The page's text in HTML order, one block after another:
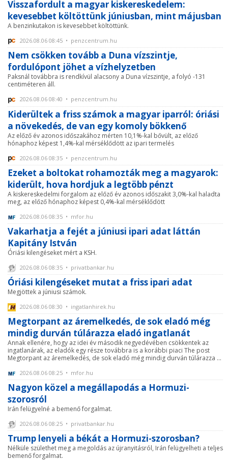
Visszafordult a magyar kiskereskedelem:
kevesebbet költöttünk júniusban, mint májusban
A benzinkutakon is kevesebbet költöttünk.
2026.08.06 08:45 • penzcentrum.hu
Nem csökken tovább a Duna vízszintje,
fordulópont jöhet a vízhelyzetben
Paksnál továbbra is rendkívül alacsony a Duna vízszintje, a folyó -131
centiméteren áll.
2026.08.06 08:40 • penzcentrum.hu
Kiderültek a friss számok a magyar iparról: óriási
a növekedés, de van egy komoly bökkenő
Az előző év azonos időszakához mérten 10,1%-kal bővült, az előző
hónaphoz képest 1,4%-kal mérséklődött az ipari termelés
2026.08.06 08:35 • penzcentrum.hu
Ezeket a boltokat rohamozták meg a magyarok:
kiderült, hova hordjuk a legtöbb pénzt
A kiskereskedelmi forgalom az előző év azonos időszakit 3,0%-kal haladta
meg, az előző hónaphoz képest 0,4%-kal mérséklődött
2026.08.06 08:35 • mfor.hu
Vakarhatja a fejét a júniusi ipari adat láttán
Kapitány István
Óriási kilengéseket mért a KSH.
2026.08.06 08:35 • privatbankar.hu
Óriási kilengéseket mutat a friss ipari adat
Megjöttek a júniusi számok.
2026.08.06 08:30 • ingatlanhirek.hu
Megtorpant az áremelkedés, de sok eladó még
mindig durván túlárazza eladó ingatlanát
Annak ellenére, hogy az idei év második negyedévében csökkentek az
ingatlanárak, az eladók egy része továbbra is a korábbi piaci The post
Megtorpant az áremelkedés, de sok eladó még mindig durván túlárazza ...
2026.08.06 08:25 • mfor.hu
Nagyon közel a megállapodás a Hormuzi-
szorosról
Irán felügyelné a bemenő forgalmat.
2026.08.06 08:25 • privatbankar.hu
Trump lenyeli a békát a Hormuzi-szorosban?
Nélküle születhet meg a megoldás az újranyitásról, Irán felügyelheti a teljes
bemenő forgalmat.